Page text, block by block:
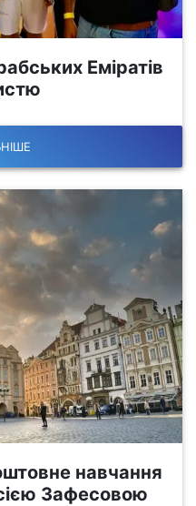
Еміратів
навчання
Зафесовою